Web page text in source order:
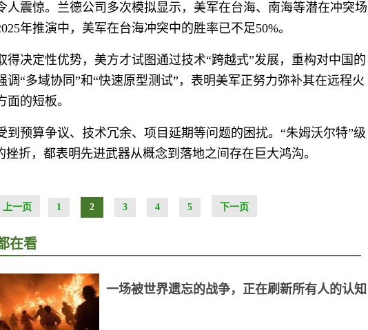
人震惊。兰德公司多次模拟显示，美军在台海、南海等潜在冲突场
年推演中，美军在台海冲突中的胜率已不足50%。
得决定性优势，美方才试图通过技术“跨越式”发展，重构对中国的
“多域协同”和“快速原型测试”，表明美军正努力弥补其在远程火
的短板。
到预算争议、技术冗余、项目延期等问题的困扰。“朱姆沃尔特”级
折，都表明先进武器从概念到落地之间存在巨大鸿沟。
上一页 1 2 3 4 5 下一页
在看
一场被世界遗忘的战争，正在刷新所有人的认知